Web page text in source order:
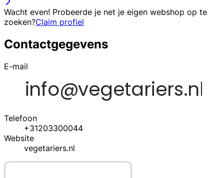
Wacht even! Probeerde je net je eigen webshop op te
zoeken?Claim profiel
Contactgegevens
E-mail
Telefoon
+31203300044
Website
vegetariers.nl